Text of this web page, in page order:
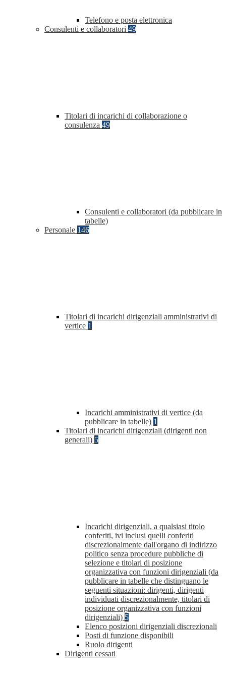
Telefono e posta elettronica
Consulenti e collaboratori 49
Titolari di incarichi di collaborazione o
consulenza 49
Consulenti e collaboratori (da pubblicare in
tabelle)
Personale 146
Titolari di incarichi dirigenziali amministrativi di
vertice 1
Incarichi amministrativi di vertice (da
pubblicare in tabelle) 1
Titolari di incarichi dirigenziali (dirigenti non
generali) 5
Incarichi dirigenziali, a qualsiasi titolo
conferiti, ivi inclusi quelli conferiti
discrezionalmente dall'organo di indirizzo
politico senza procedure pubbliche di
selezione e titolari di posizione
organizzativa con funzioni dirigenziali (da
pubblicare in tabelle che distinguano le
seguenti situazioni: dirigenti, dirigenti
individuati discrezionalmente, titolari di
posizione organizzativa con funzioni
dirigenziali) 5
Elenco posizioni dirigenziali discrezionali
Posti di funzione disponibili
Ruolo dirigenti
Dirigenti cessati